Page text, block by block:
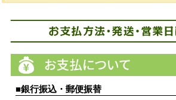
■銀行振込・郵便振替